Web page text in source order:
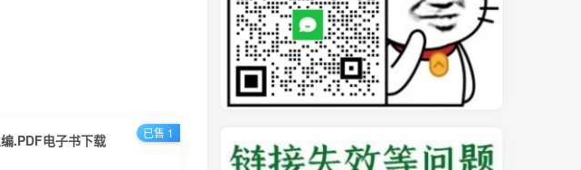
.PDF电子书下载 已售 1